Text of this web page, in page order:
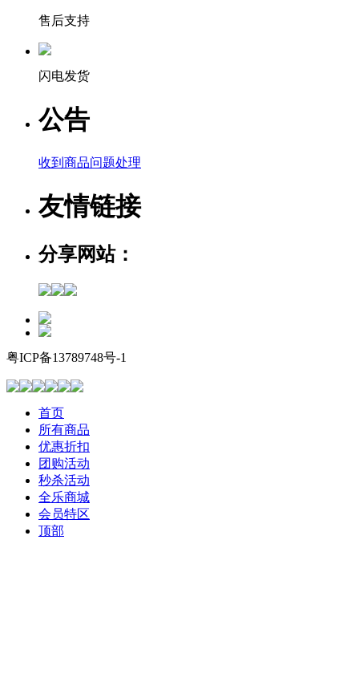
售后支持
闪电发货
公告
收到商品问题处理
友情链接
分享网站：
粤ICP备13789748号-1
首页
所有商品
优惠折扣
团购活动
秒杀活动
全乐商城
会员特区
顶部